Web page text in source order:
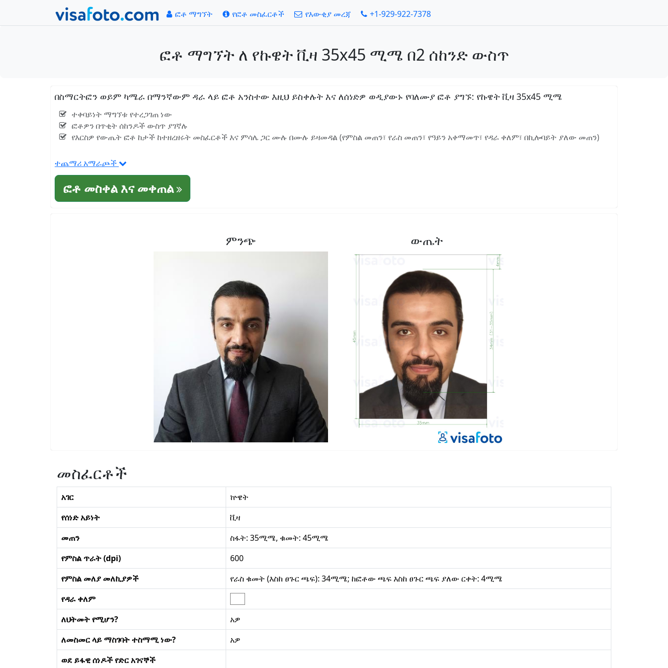
ፎቶ ማግኘት የፎቶ መስፈርቶች የእውቂያ መረጃ +1-929-922-7378
ፎቶ ማግኘት ለ የኩዌት ቪዛ 35x45 ሚሜ በ2 ሰከንድ ውስጥ
በስማርትፎን ወይም ካሜራ በማንኛውም ዳራ ላይ ፎቶ አንስተው እዚህ ይስቀሉት እና ለሰነድዎ ወዲያውኑ የባለሙያ ፎቶ ያግኙ: የኩዌት ቪዛ 35x45 ሚሜ
ተቀባይነት ማግኘቱ የተረጋገጠ ነው
ፎቶዎን በጥቂት ሰከንዶች ውስጥ ያገኛሉ
የእርስዎ የውጤት ፎቶ ከታች ከተዘረዘሩት መስፈርቶች እና ምሳሌ ጋር ሙሉ በሙሉ ይዛመዳል (የምስል መጠን፣ የራስ መጠን፣ የዓይን አቀማመጥ፣ የዳራ ቀለም፣ በኪሎባይት ያለው መጠን)
ተጨማሪ አማራጮች
ፎቶ መስቀል እና መቀጠል
ምንጭ ውጤት
መስፈርቶች
አገር
ኵዌት
የሰነድ አይነት
ቪዛ
መጠን
ስፋት: 35ሚሜ, ቁመት: 45ሚሜ
የምስል ጥራት (dpi)
600
የምስል መለያ መለኪያዎች
የራስ ቁመት (እስከ ፀጉር ጫፍ): 34ሚሜ; ከፎቶው ጫፍ እስከ ፀጉር ጫፍ ያለው ርቀት: 4ሚሜ
የዳራ ቀለም
ለህትመት የሚሆን?
አዎ
ለመስመር ላይ ማስገባት ተስማሚ ነው?
አዎ
ወደ ይፋዊ ሰነዶች የድር አገናኞች